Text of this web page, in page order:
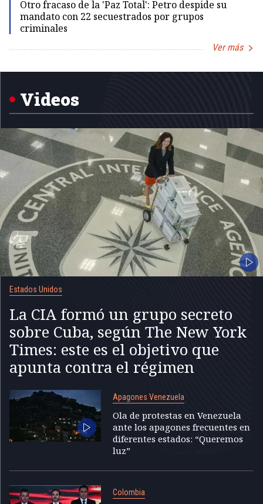
Otro fracaso de la 'Paz Total': Petro despide su
mandato con 22 secuestrados por grupos
criminales
Ver más
1
Videos
Estados Unidos
La CIA formó un grupo secreto
sobre Cuba, según The New York
Times: este es el objetivo que
apunta contra el régimen
Apagones Venezuela
Ola de protestas en Venezuela
ante los apagones frecuentes en
diferentes estados: “Queremos
luz”
Colombia